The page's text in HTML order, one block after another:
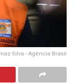
Silva - Agência Brasil